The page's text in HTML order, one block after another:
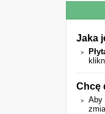
Jaka
Chcę
Aby